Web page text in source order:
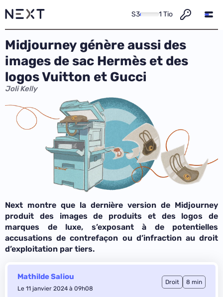
S3 1 Tio
Midjourney génère aussi des
images de sac Hermès et des
logos Vuitton et Gucci
Joli Kelly
Next montre que la dernière version de Midjourney
produit des images de produits et des logos de
marques de luxe, s’exposant à de potentielles
accusations de contrefaçon ou d’infraction au droit
d’exploitation par tiers.
Mathilde Saliou
Le 11 janvier 2024 à 09h08
Droit 8 min